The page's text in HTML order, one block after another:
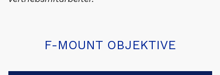
F-MOUNT OBJEKTIVE